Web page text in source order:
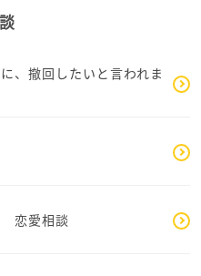
していますか？
ますか？
夢をみるなんて辛いで
いませんか？
をしていますか？
合いがきちんと出来ず
みてはいかがでしょう
、撤回したいと言われま
恋愛相談